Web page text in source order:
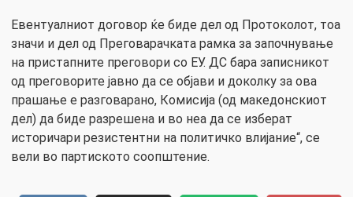
Евентуалниот договор ќе биде дел од Протоколот, тоа
значи и дел од Преговарачката рамка за започнување
на пристапните преговори со ЕУ. ДС бара записникот
од преговорите јавно да се објави и доколку за ова
прашање е разговарано, Комисија (од македонскиот
дел) да биде разрешена и во неа да се изберат
историчари резистентни на политичко влијание“, се
вели во партиското соопштение.